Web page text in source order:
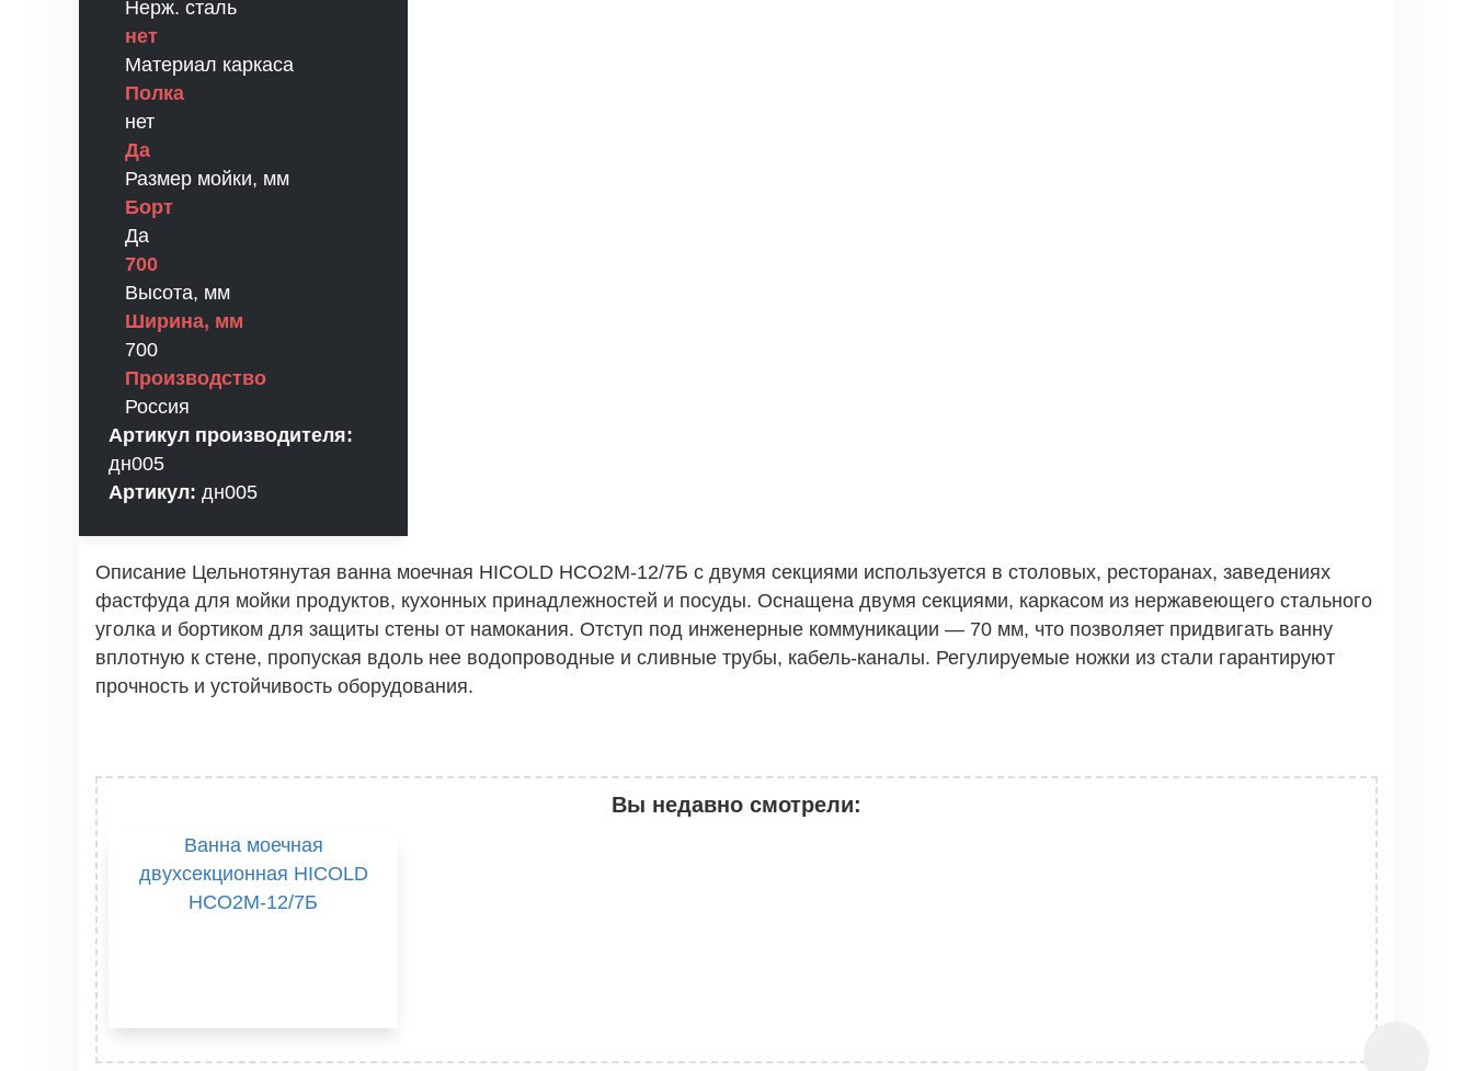
Нерж. сталь
нет
Материал каркаса
Полка
нет
Да
Размер мойки, мм
Борт
Да
700
Высота, мм
Ширина, мм
700
Производство
Россия
Артикул производителя:
дн005
Артикул: дн005
Описание Цельнотянутая ванна моечная HICOLD НСО2М-12/7Б с двумя секциями используется в столовых, ресторанах, заведениях
фастфуда для мойки продуктов, кухонных принадлежностей и посуды. Оснащена двумя секциями, каркасом из нержавеющего стального
уголка и бортиком для защиты стены от намокания. Отступ под инженерные коммуникации — 70 мм, что позволяет придвигать ванну
вплотную к стене, пропуская вдоль нее водопроводные и сливные трубы, кабель-каналы. Регулируемые ножки из стали гарантируют
прочность и устойчивость оборудования.
Вы недавно смотрели:
Ванна моечная
двухсекционная HICOLD
НСО2М-12/7Б